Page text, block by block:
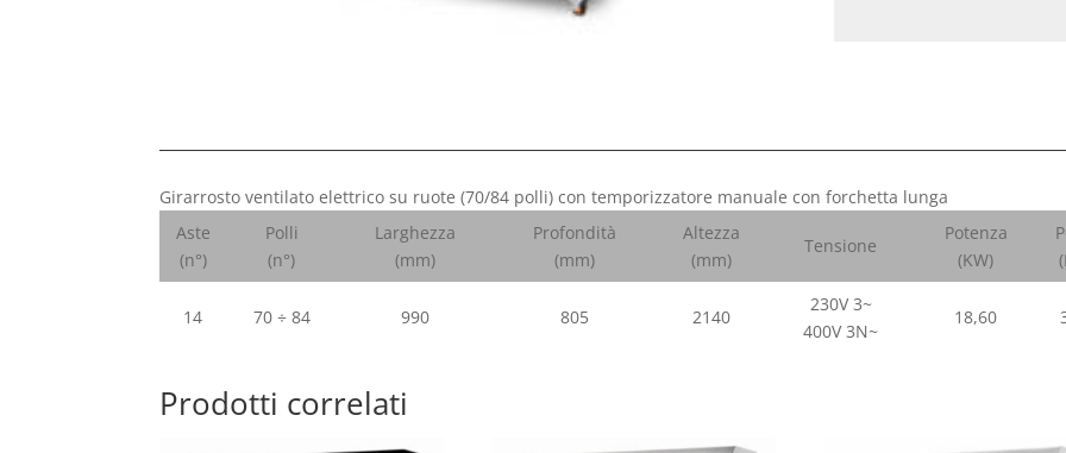
Girarrosto ventilato elettrico su ruote (70/84 polli) con temporizzatore manuale con forchetta lunga
Aste
(n°)
Polli
(n°)
Larghezza
(mm)
Profondità
(mm)
Altezza
(mm)
Tensione
Potenza
(KW)
14 70 ÷ 84 990 805 2140
230V 3~
400V 3N~
18,60
Prodotti correlati